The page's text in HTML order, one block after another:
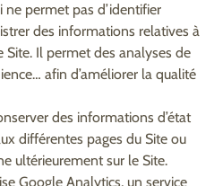
permet pas d’identifier
des informations relatives à
Site. Il permet des analyses de
afin d’améliorer la qualité
des informations d’état
différentes pages du Site ou
ultérieurement sur le Site.
Google Analytics, un service